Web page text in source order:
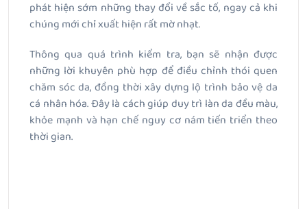
phát hiện sớm những thay đổi về sắc tố, ngay cả khi
chúng mới chỉ xuất hiện rất mờ nhạt.
Thông qua quá trình kiểm tra, bạn sẽ nhận được
những lời khuyên phù hợp để điều chỉnh thói quen
chăm sóc da, đồng thời xây dựng lộ trình bảo vệ da
cá nhân hóa. Đây là cách giúp duy trì làn da đều màu,
khỏe mạnh và hạn chế nguy cơ nám tiến triển theo
thời gian.